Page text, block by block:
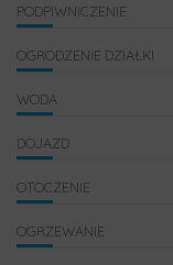
PODPIWNICZENIE
OGRODZENIE DZIAŁKI
WODA
DOJAZD
OTOCZENIE
OGRZEWANIE